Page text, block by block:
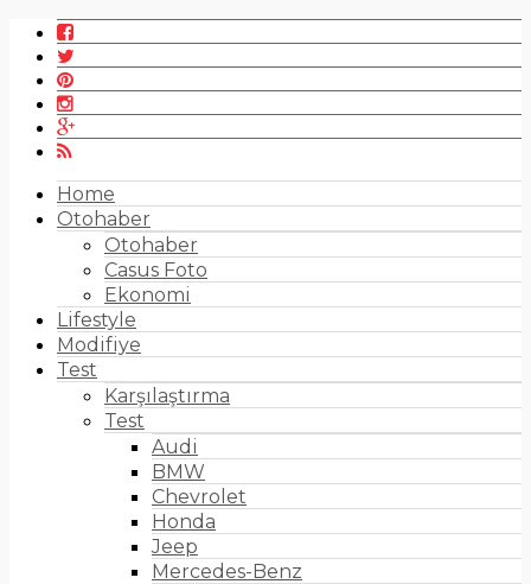
Home
Otohaber
Otohaber
Casus Foto
Ekonomi
Lifestyle
Modifiye
Test
Karşılaştırma
Test
Audi
BMW
Chevrolet
Honda
Jeep
Mercedes-Benz